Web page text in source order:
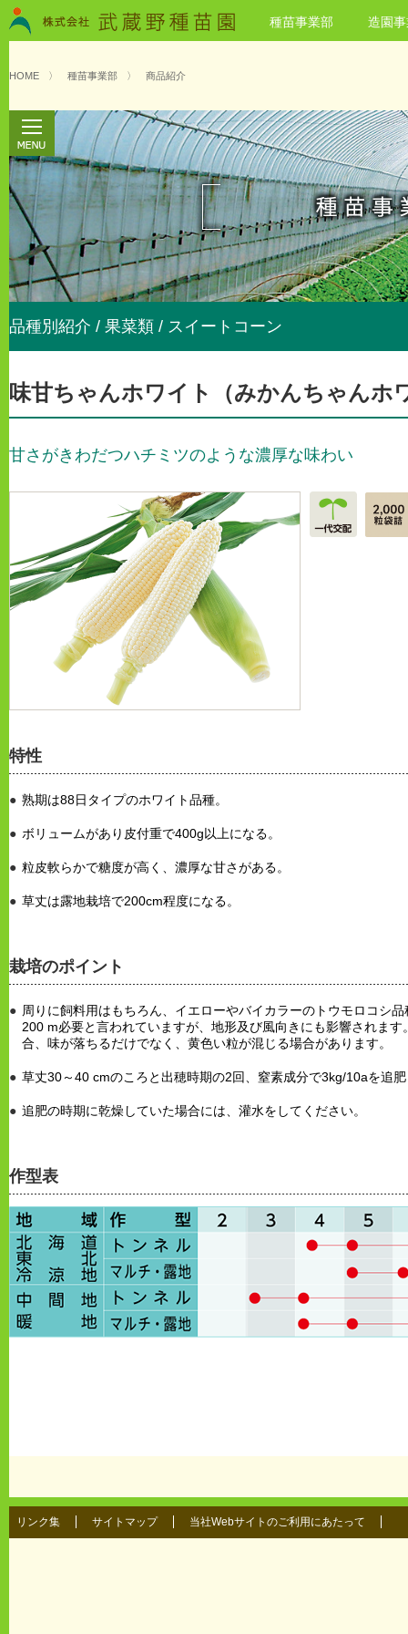
種苗事業部 造園
HOME 〉 種苗事業部 〉 商品紹介
品種別紹介 / 果菜類 / スイートコーン
味甘ちゃんホワイト（みかんちゃんホ
甘さがきわだつハチミツのような濃厚な味わい
特性
熟期は88日タイプのホワイト品種。
ボリュームがあり皮付重で400g以上になる。
粒皮軟らかで糖度が高く、濃厚な甘さがある。
草丈は露地栽培で200cm程度になる。
栽培のポイント
周りに飼料用はもちろん、イエローやバイカラーのトウモロコシ
200 m必要と言われていますが、地形及び風向きにも影響されま
合、味が落ちるだけでなく、黄色い粒が混じる場合があります。
草丈30～40 cmのころと出穂時期の2回、窒素成分で3kg/10aを追
追肥の時期に乾燥していた場合には、灌水をしてください。
作型表
リンク集 サイトマップ 当社Webサイトのご利用にあたって